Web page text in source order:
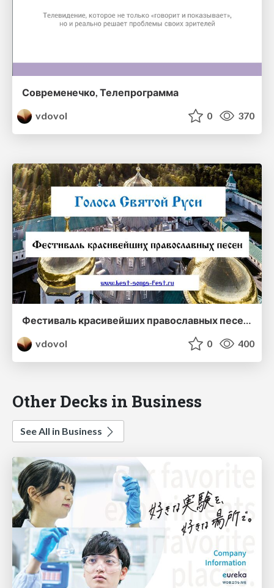
Современечко, Телепрограмма
vdovol
0 370
Фестиваль красивейших православных песен "Голоса Святой Руси"
vdovol
0 400
Other Decks in Business
See All in Business